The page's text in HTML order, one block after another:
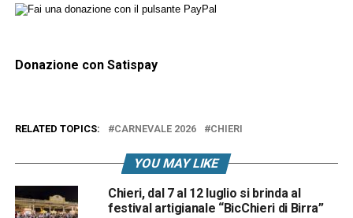
Donazione con Satispay
RELATED TOPICS: CARNEVALE 2026 CHIERI
YOU MAY LIKE
Chieri, dal 7 al 12 luglio si brinda al
festival artigianale “BicChieri di Birra”